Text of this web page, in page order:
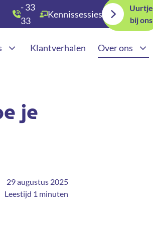
- 33
33
Kennissessies
Uurtje
bij ons
uitbesteden
Klantverhalen Over ons
je
29 augustus 2025
Leestijd 1 minuten